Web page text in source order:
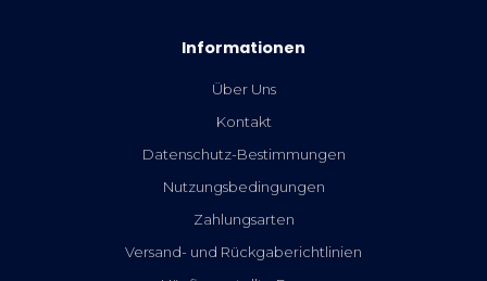
Informationen
Über Uns
Kontakt
Datenschutz-Bestimmungen
Nutzungsbedingungen
Zahlungsarten
Versand- und Rückgaberichtlinien